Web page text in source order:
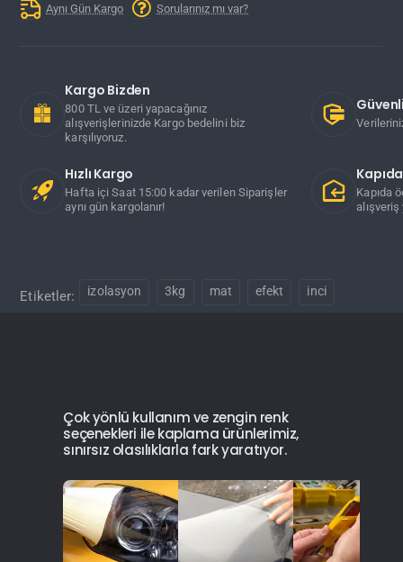
Aynı Gün Kargo Sorularınız mı var?
Kargo Bizden
800 TL ve üzeri yapacağınız
alışverişlerinizde Kargo bedelini biz
karşılıyoruz.
Hızlı Kargo
Hafta içi Saat 15:00 kadar verilen Siparişler
aynı gün kargolanır!
Kapıda
Etiketler: izolasyon 3kg mat efekt inci
Çok yönlü kullanım ve zengin renk
seçenekleri ile kaplama ürünlerimiz,
sınırsız olasılıklarla fark yaratıyor.